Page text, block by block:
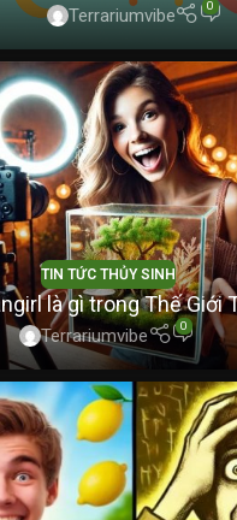
Terrariumvibe 0
TIN TỨC THỦY SINH
là gì trong Thế Giới
Terrariumvibe 0